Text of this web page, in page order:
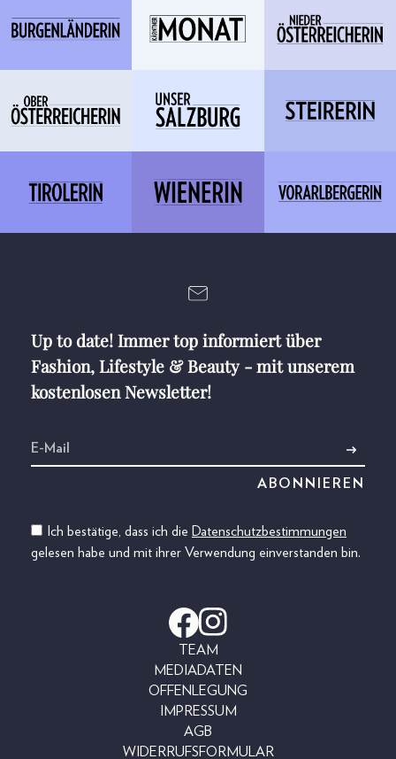
Up to date! Immer top informiert über
Fashion, Lifestyle & Beauty - mit unserem
kostenlosen Newsletter!
Ich bestätige, dass ich die Datenschutzbestimmungen
gelesen habe und mit ihrer Verwendung einverstanden bin.
TEAM
MEDIADATEN
OFFENLEGUNG
IMPRESSUM
AGB
WIDERRUFSFORMULAR